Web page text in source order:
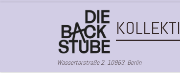
Wassertorstraße 2. 10963. Berlin